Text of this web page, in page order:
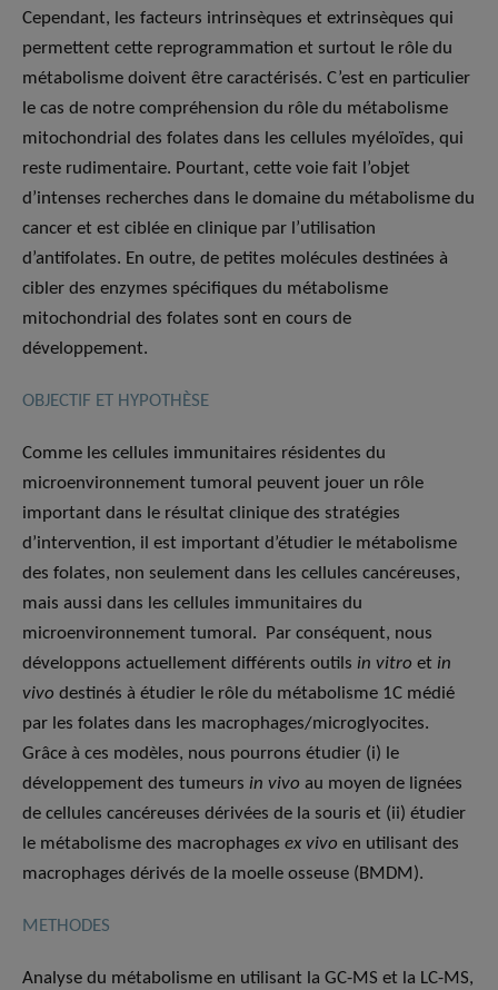
Cependant, les facteurs intrinsèques et extrinsèques qui
permettent cette reprogrammation et surtout le rôle du
métabolisme doivent être caractérisés. C’est en particulier
le cas de notre compréhension du rôle du métabolisme
mitochondrial des folates dans les cellules myéloïdes, qui
reste rudimentaire. Pourtant, cette voie fait l’objet
d’intenses recherches dans le domaine du métabolisme du
cancer et est ciblée en clinique par l’utilisation
d’antifolates. En outre, de petites molécules destinées à
cibler des enzymes spécifiques du métabolisme
mitochondrial des folates sont en cours de
développement.
OBJECTIF ET HYPOTHÈSE
Comme les cellules immunitaires résidentes du
microenvironnement tumoral peuvent jouer un rôle
important dans le résultat clinique des stratégies
d’intervention, il est important d’étudier le métabolisme
des folates, non seulement dans les cellules cancéreuses,
mais aussi dans les cellules immunitaires du
microenvironnement tumoral. Par conséquent, nous
développons actuellement différents outils in vitro et in
vivo destinés à étudier le rôle du métabolisme 1C médié
par les folates dans les macrophages/microglyocites.
Grâce à ces modèles, nous pourrons étudier (i) le
développement des tumeurs in vivo au moyen de lignées
de cellules cancéreuses dérivées de la souris et (ii) étudier
le métabolisme des macrophages ex vivo en utilisant des
macrophages dérivés de la moelle osseuse (BMDM).
METHODES
Analyse du métabolisme en utilisant la GC-MS et la LC-MS,